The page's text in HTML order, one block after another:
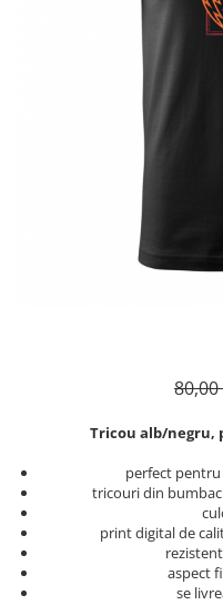
Tricou personalizat cu
Tricouri gameri
Tricouri music is life
Tricouri sporturi de iarna
Tricouri snowboard
Tablouri PVC copii
80,00
Tricou alb/
perfect
tricouri din
print digital de
aspect
se